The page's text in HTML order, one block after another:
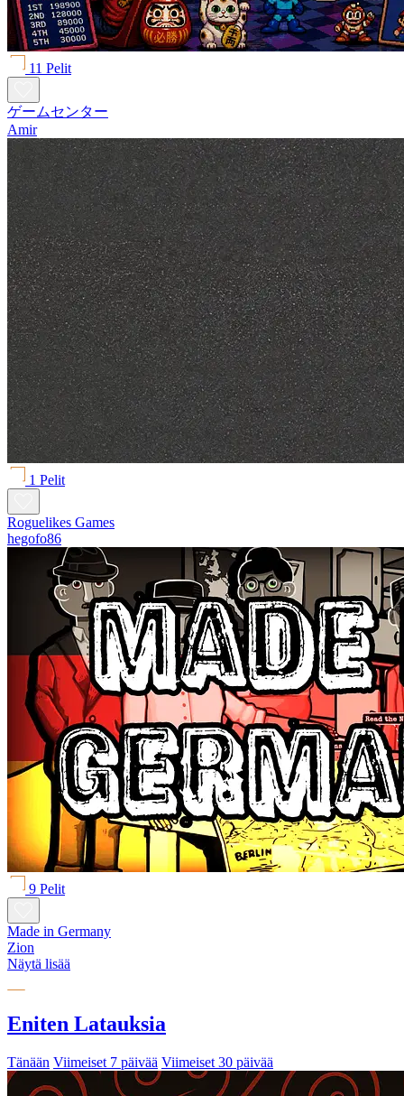
11 Pelit
ゲームセンター
Amir
1 Pelit
Roguelikes Games
hegofo86
9 Pelit
Made in Germany
Zion
Näytä lisää
Eniten Latauksia
Tänään Viimeiset 7 päivää Viimeiset 30 päivää